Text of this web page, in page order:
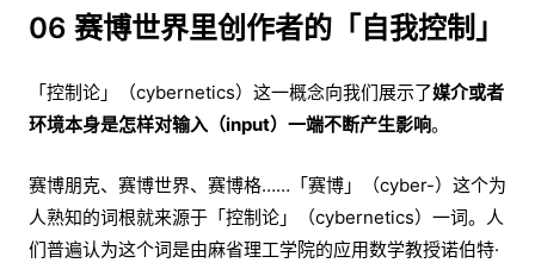
06 赛博世界里创作者的「自我控制」
「控制论」（cybernetics）这一概念向我们展示了媒介或者
环境本身是怎样对输入（input）一端不断产生影响。
赛博朋克、赛博世界、赛博格……「赛博」（cyber-）这个为
人熟知的词根就来源于「控制论」（cybernetics）一词。人
们普遍认为这个词是由麻省理工学院的应用数学教授诺伯特·